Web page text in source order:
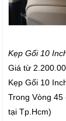
Kẹp Gối 10
Giá từ
Kẹp Gối 10
Trong Vòng
tại Tp.Hcm)